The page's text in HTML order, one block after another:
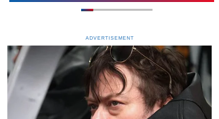
ADVERTISEMENT